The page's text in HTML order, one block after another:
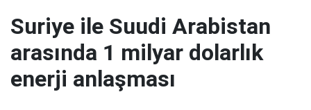
Suriye ile Suudi Arabistan
arasında 1 milyar dolarlık
enerji anlaşması